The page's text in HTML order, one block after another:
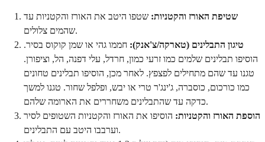
שטיפת האורז והקטניות: שטפו היטב את האורז והקטניות עד
שהמים צלולים.
טיגון התבלינים (טארקה/צ'אנק): חממו גהי או שמן קוקוס בסיר.
הוסיפו תבלינים שלמים כמו זרעי כמון, חרדל, עלי דפנה, הל, וציפורן.
טגנו עד שהם מתחילים לפצפץ. לאחר מכן, הוסיפו תבלינים טחונים
כמו כורכום, כוסברה, ג'ינג'ר טרי או יבש, ופלפל שחור. טגנו למשך
כדקה עד שהתבלינים משחררים את הארומה שלהם.
הוספת האורז והקטניות: הוסיפו את האורז והקטניות השטופים לסיר
וערבבו היטב עם התבלינים.